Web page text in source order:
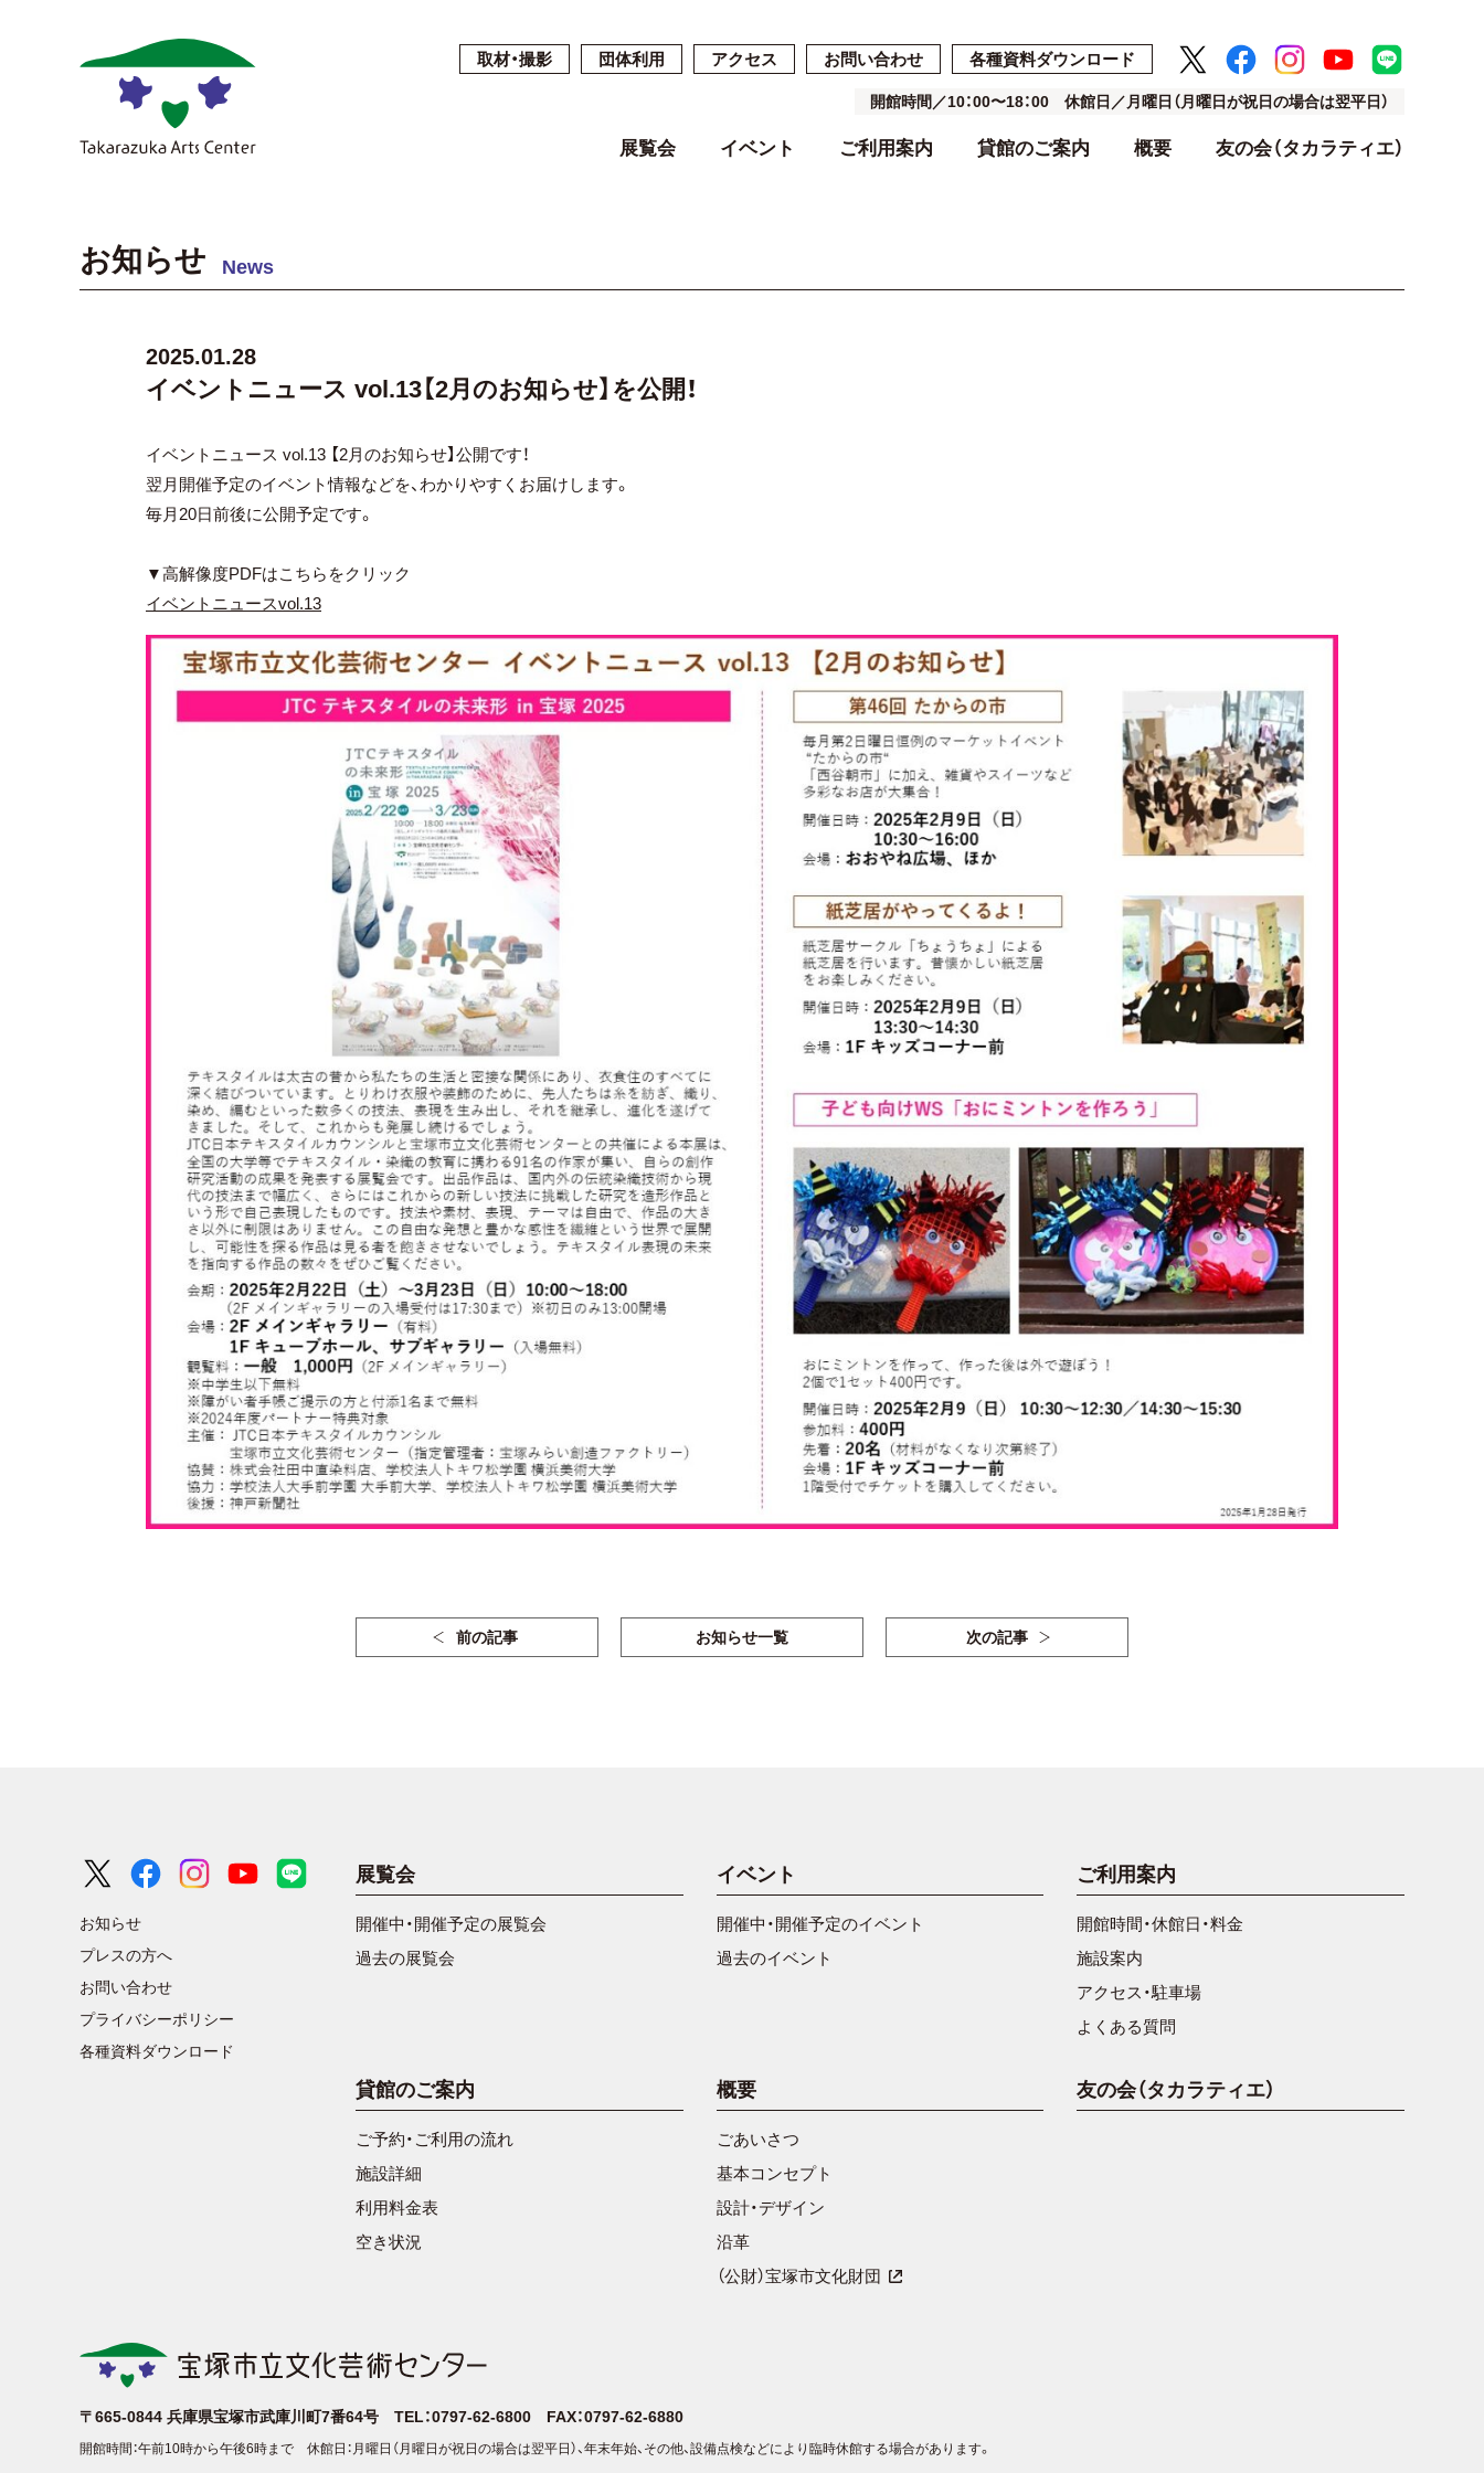
取材・撮影 団体利用 アクセス お問い合わせ 各種資料ダウンロード
開館時間／10：00〜18：00 休館日／月曜日（月曜日が祝日の場合は翌平日）
展覧会 イベント ご利用案内 貸館のご案内 概要 友の会（タカラティエ）
お知らせ News
2025.01.28
イベントニュース vol.13【2月のお知らせ】を公開！
イベントニュース vol.13 【2月のお知らせ】公開です！
翌月開催予定のイベント情報などを、わかりやすくお届けします。
毎月20日前後に公開予定です。
▼高解像度PDFはこちらをクリック
イベントニュースvol.13
前の記事 お知らせ一覧 次の記事
お知らせ
プレスの方へ
お問い合わせ
プライバシーポリシー
各種資料ダウンロード
展覧会
開催中・開催予定の展覧会
過去の展覧会
イベント
開催中・開催予定のイベント
過去のイベント
ご利用案内
開館時間・休館日・料金
施設案内
アクセス・駐車場
よくある質問
貸館のご案内
ご予約・ご利用の流れ
施設詳細
利用料金表
空き状況
概要
ごあいさつ
基本コンセプト
設計・デザイン
沿革
（公財）宝塚市文化財団
友の会（タカラティエ）
〒665-0844 兵庫県宝塚市武庫川町7番64号 TEL：0797-62-6800 FAX：0797-62-6880
開館時間：午前10時から午後6時まで 休館日：月曜日（月曜日が祝日の場合は翌平日）、年末年始、その他、設備点検などにより臨時休館する場合があります。